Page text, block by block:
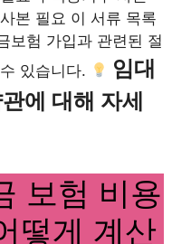
본 필요 이 서류 목록
보험 가입과 관련된 절
있습니다.
임대
에 대해 자세
보험 비용
떻게 계산